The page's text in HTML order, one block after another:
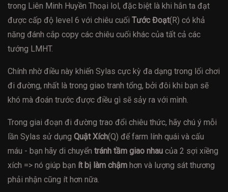
trong Liên Minh Huyền Thoại lol, đặc biệt là khi hắn ta đạt
được cấp độ level 6 với chiêu cuối Tước Đoạt(R) có khả
năng đánh cắp copy các chiêu cuối khác của tất cả các
tướng LMHT.
Chính nhờ điều này khiến Sylas cực kỳ đa dạng trong lối chơi
đi đường, nhất là trong giao tranh tổng, bởi đôi khi bạn sẽ
khó mà đoán trước được điều gì sẽ sảy ra với mình.
Trong giai đoạn đi đường trao đổi chiêu thức, hãy chú ý mỗi
lần Sylas sử dụng Quật Xích(Q) để farm lính quái và cấu
máu - bạn hãy di chuyển tránh tầm giao nhau của 2 sợi xiềng
xích => nó giúp bạn ít bị làm chậm hơn và lượng sát thương
phải nhận cũng ít hơn nữa.